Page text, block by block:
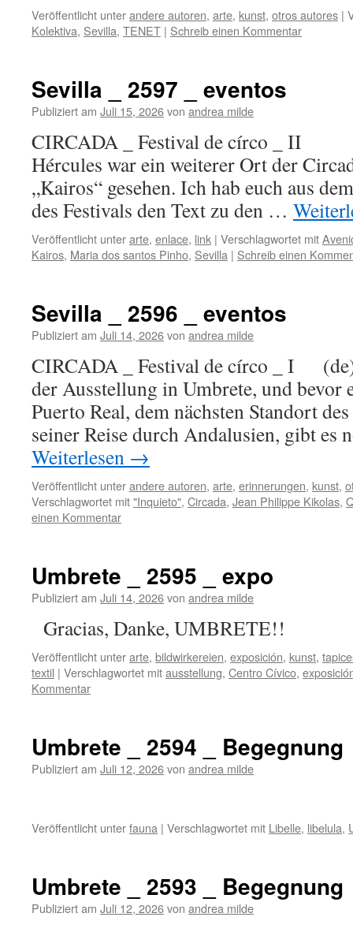
Veröffentlicht unterandere autoren, arte, kunst, otros autores |
Kolektiva, Sevilla, TENET | Schreib einen Kommentar
Sevilla _ 2597 _ eventos
Publiziert am Juli 15, 2026von andrea milde
CIRCADA _ Festival de círco _ II
Hércules war ein weiterer Ort der
„Kairos“ gesehen. Ich hab euch aus
des Festivals den Text zu den …
Veröffentlicht unterarte, enlace, link | Verschlagwortet mit
Kairos, Maria dos santos Pinho, Sevilla | Schreib einen
Sevilla _ 2596 _ eventos
Publiziert am Juli 14, 2026von andrea milde
CIRCADA _ Festival de círco _ I (de)
der Ausstellung in Umbrete, und bevor
Puerto Real, dem nächsten Standort
seiner Reise durch Andalusien, gibt es
Weiterlesen →
Veröffentlicht unterandere autoren, arte, erinnerungen, kunst,
Verschlagwortet mit"Inquieto", Circada, Jean Philippe Kikolas,
einen Kommentar
Umbrete _ 2595 _ expo
Publiziert am Juli 14, 2026von andrea milde
Gracias, Danke,
Veröffentlicht unterarte, bildwirkereien, exposición, kunst,
textil | Verschlagwortet mitausstellung, Centro Cívico,
Kommentar
Umbrete _ 2594 _ Begegnung
Publiziert am Juli 12, 2026von andrea milde
Veröffentlicht unterfauna | Verschlagwortet mit Libelle, libelula,
Umbrete _ 2593 _ Begegnung
Publiziert am Juli 12, 2026von andrea milde